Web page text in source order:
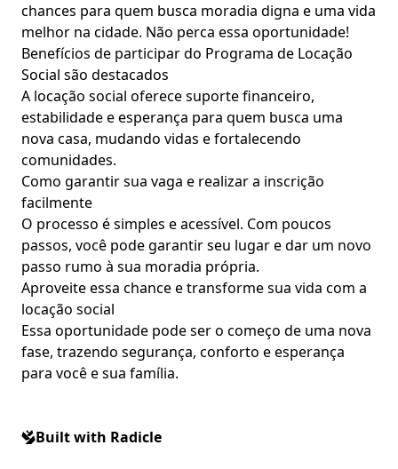
chances para quem busca moradia digna e uma vida
melhor na cidade. Não perca essa oportunidade!
Benefícios de participar do Programa de Locação
Social são destacados
A locação social oferece suporte financeiro,
estabilidade e esperança para quem busca uma
nova casa, mudando vidas e fortalecendo
comunidades.
Como garantir sua vaga e realizar a inscrição
facilmente
O processo é simples e acessível. Com poucos
passos, você pode garantir seu lugar e dar um novo
passo rumo à sua moradia própria.
Aproveite essa chance e transforme sua vida com a
locação social
Essa oportunidade pode ser o começo de uma nova
fase, trazendo segurança, conforto e esperança
para você e sua família.
Built with Radicle